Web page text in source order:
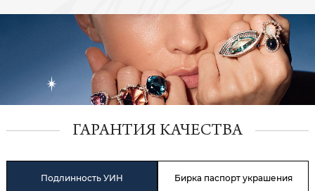
ГАРАНТИЯ КАЧЕСТВА
Подлинность УИН Бирка паспорт украшения